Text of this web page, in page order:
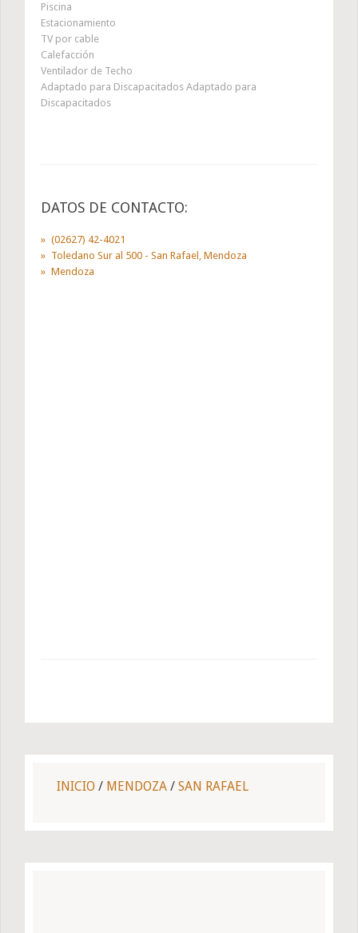
Piscina
Estacionamiento
TV por cable
Calefacción
Ventilador de Techo
Adaptado para Discapacitados Adaptado para
Discapacitados
DATOS DE CONTACTO:
(02627) 42-4021
Toledano Sur al 500 - San Rafael, Mendoza
Mendoza
INICIO / MENDOZA / SAN RAFAEL